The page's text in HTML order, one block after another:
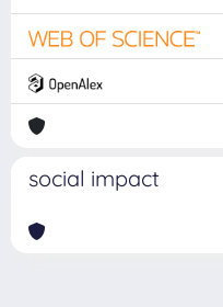
social impact